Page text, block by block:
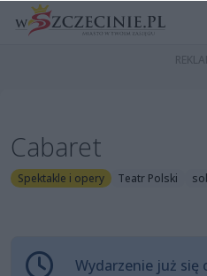
Cabaret
Spektakle i opery Teatr Polski
Wydarzenie już się